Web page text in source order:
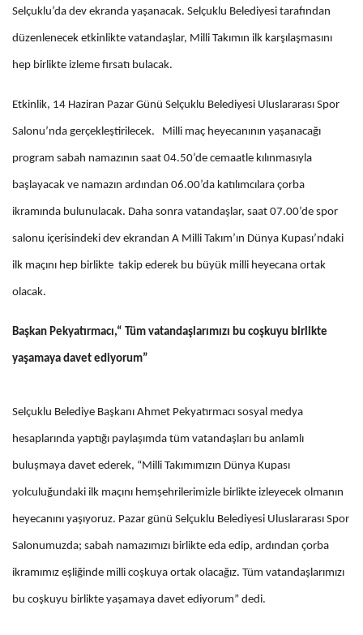
Selçuklu’da dev ekranda yaşanacak. Selçuklu Belediyesi tarafından
düzenlenecek etkinlikte vatandaşlar, Milli Takımın ilk karşılaşmasını
hep birlikte izleme fırsatı bulacak.
Etkinlik, 14 Haziran Pazar Günü Selçuklu Belediyesi Uluslararası Spor
Salonu’nda gerçekleştirilecek. Milli maç heyecanının yaşanacağı
program sabah namazının saat 04.50’de cemaatle kılınmasıyla
başlayacak ve namazın ardından 06.00’da katılımcılara çorba
ikramında bulunulacak. Daha sonra vatandaşlar, saat 07.00’de spor
salonu içerisindeki dev ekrandan A Milli Takım’ın Dünya Kupası’ndaki
ilk maçını hep birlikte takip ederek bu büyük milli heyecana ortak
olacak.
Başkan Pekyatırmacı,“ Tüm vatandaşlarımızı bu coşkuyu birlikte
yaşamaya davet ediyorum”
Selçuklu Belediye Başkanı Ahmet Pekyatırmacı sosyal medya
hesaplarında yaptığı paylaşımda tüm vatandaşları bu anlamlı
buluşmaya davet ederek, “Milli Takımımızın Dünya Kupası
yolculuğundaki ilk maçını hemşehrilerimizle birlikte izleyecek olmanın
heyecanını yaşıyoruz. Pazar günü Selçuklu Belediyesi Uluslararası Spor
Salonumuzda; sabah namazımızı birlikte eda edip, ardından çorba
ikramımız eşliğinde milli coşkuya ortak olacağız. Tüm vatandaşlarımızı
bu coşkuyu birlikte yaşamaya davet ediyorum” dedi.